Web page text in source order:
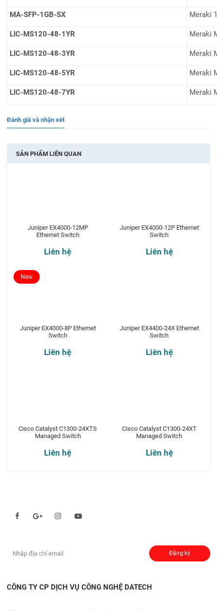
MA-SFP-1GB-SX Meraki
LIC-MS120-48-1YR Meraki
LIC-MS120-48-3YR Meraki
LIC-MS120-48-5YR Meraki
LIC-MS120-48-7YR Meraki
Đánh giá và nhận xét
SẢN PHẨM LIÊN QUAN
Juniper EX4000-12MP
Ethernet Switch
Liên hệ
Juniper EX4000-12P Ethernet
Switch
Liên hệ
Juniper EX4000-8P Ethernet
Switch
Liên hệ
New
Juniper EX4400-24X Ethernet
Switch
Liên hệ
Cisco Catalyst C1300-24XTS
Managed Switch
Liên hệ
Cisco Catalyst C1300-24XT
Managed Switch
Liên hệ
Đăng ký
CÔNG TY CP DỊCH VỤ CÔNG NGHỆ DATECH